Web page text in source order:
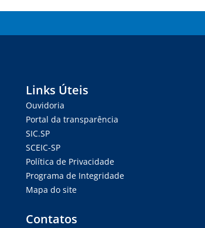
Links Úteis
Ouvidoria
Portal da transparência
SIC.SP
SCEIC-SP
Política de Privacidade
Programa de Integridade
Mapa do site
Contatos